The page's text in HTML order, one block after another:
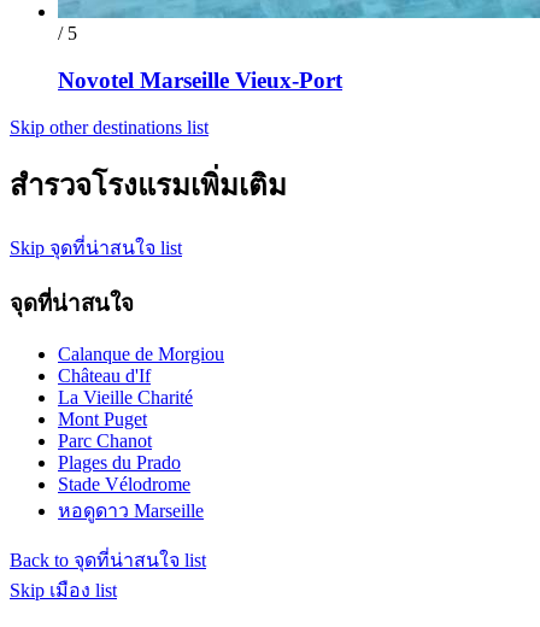
/ 5
Novotel Marseille Vieux-Port
Skip other destinations list
สำรวจโรงแรมเพิ่มเติม
Skip จุดที่น่าสนใจ list
จุดที่น่าสนใจ
Calanque de Morgiou
Château d'If
La Vieille Charité
Mont Puget
Parc Chanot
Plages du Prado
Stade Vélodrome
หอดูดาว Marseille
Back to จุดที่น่าสนใจ list
Skip เมือง list